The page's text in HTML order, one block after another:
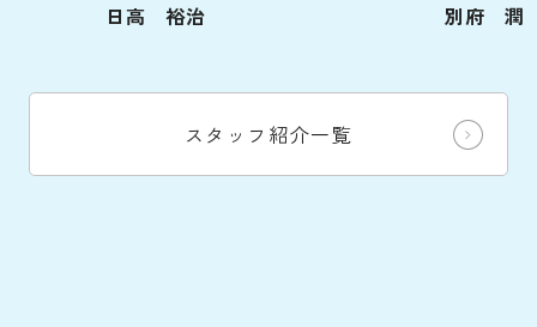
日高 裕治 別府 潤
スタッフ紹介一覧